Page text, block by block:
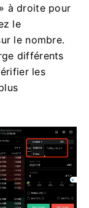
à droite pour
le
le nombre.
différents
les